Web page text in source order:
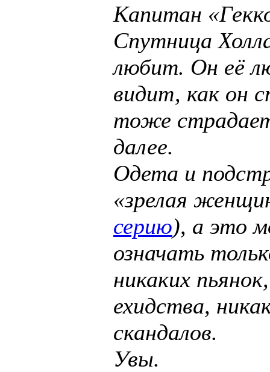
Капитан
Спутница
любит. Он её
видит, как он
тоже
далее.
Одета и
«зрелая
серию), а это
означать
никаких
ехидства,
скандалов.
Увы.